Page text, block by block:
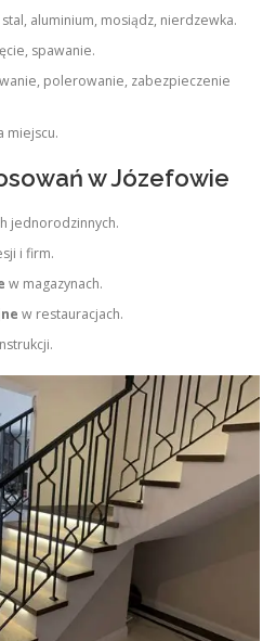
aluminium, mosiądz, nierdzewka.
spawanie.
polerowanie, zabezpieczenie
miejscu.
w Józefowie
jednorodzinnych.
i firm.
w magazynach.
w restauracjach.